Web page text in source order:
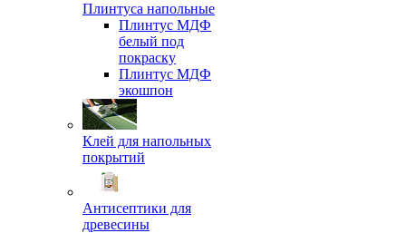
Плинтуса напольные
Плинтус МДФ
белый под
покраску
Плинтус МДФ
экошпон
Клей для напольных
покрытий
Антисептики для
древесины